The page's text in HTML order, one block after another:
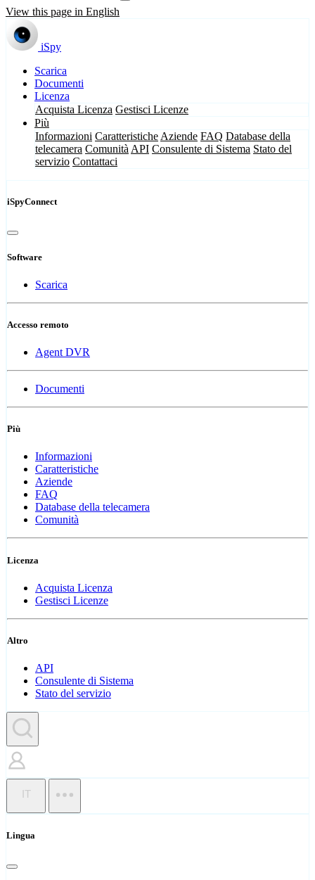
View this page in English
iSpy
Scarica
Documenti
Licenza
Acquista Licenza Gestisci Licenze
Più
Informazioni Caratteristiche Aziende FAQ Database della
telecamera Comunità API Consulente di Sistema Stato del
servizio Contattaci
iSpyConnect
Software
Scarica
Accesso remoto
Agent DVR
Documenti
Più
Informazioni
Caratteristiche
Aziende
FAQ
Database della telecamera
Comunità
Licenza
Acquista Licenza
Gestisci Licenze
Altro
API
Consulente di Sistema
Stato del servizio
IT
Lingua